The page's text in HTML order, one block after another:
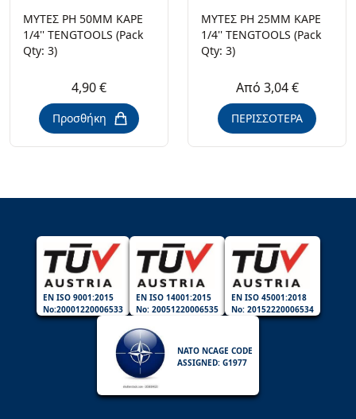
ΜΥΤΕΣ PH 50MM ΚΑΡΕ
1/4'' TENGTOOLS (Pack
Qty: 3)
4,90 €
Προσθήκη
ΜΥΤΕΣ ΡΗ 25MM ΚΑΡΕ
1/4'' TENGTOOLS (Pack
Qty: 3)
Από 3,04 €
ΠΕΡΙΣΣΟΤΕΡΑ
EN ISO 9001:2015
No:20001220006533
EN ISO 14001:2015
No: 20051220006535
EN ISO 45001:2018
No: 20152220006534
NATO NCAGE CODE
ASSIGNED: G1977